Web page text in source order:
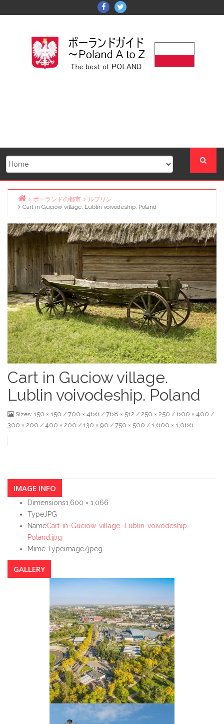
to
Facebook
Twitter
Home
ポーランドの都市
ルブリン
Cart in Guciow village. Lublin voivodeship. Poland
Cart in Guciow village.
Lublin voivodeship. Poland
Sizes: 150 × 150 / 700 × 466 / 768 × 512 / 250 × 250 / 600 × 400 /
300 × 200 / 400 × 200 / 130 × 90 / 750 × 500 / 1,600 × 1,066
IMAGE INFO
Dimensions1,600 × 1,066
Type JPG
NameCart-in-Guciow-village.-Lublin-voivodeship.-
Poland.jpg
Mime Typeimage/jpeg
GALLERY